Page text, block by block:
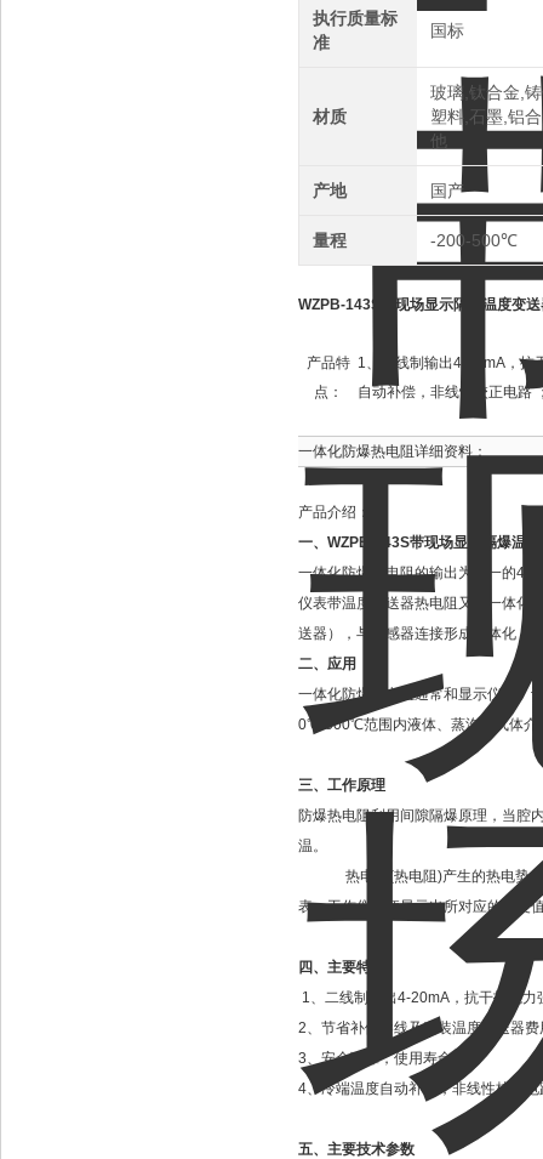
执行质量标
准
国标
材质
玻璃,钛合金,
塑料,石墨,铝
他
产地 国产
量程 -200-500℃
WZPB-143S带现场显示隔爆温度变
产品特
点：
1、二线制输出4-20mA，抗
自动补偿，非线性校正电路
一体化防爆热电阻详细资料：
产品介绍：
一、 WZPB-143S带现场显示隔爆温
一体化防爆热电阻的输出为统一的4
仪表带温度变送器热电阻又称一体化
送器），与传感器连接形成一体化，
二、应用
一体化防爆热电阻通常和显示仪表、
0℃-500℃范围内液体、蒸汽和气体介
三、 工作原理
防爆热电阻利用间隙隔爆原理，当腔
温。
热电偶(热电阻)产生的热电势(电
表，工作仪表便显示出所对应的温度
四、主要特点
1、二线制输出4-20mA，抗干扰能力
2、节省补偿导线及安装温度变送器费
3、安全可靠，使用寿命长；
4、冷端温度自动补偿，非线性校正电
五、主要技术参数